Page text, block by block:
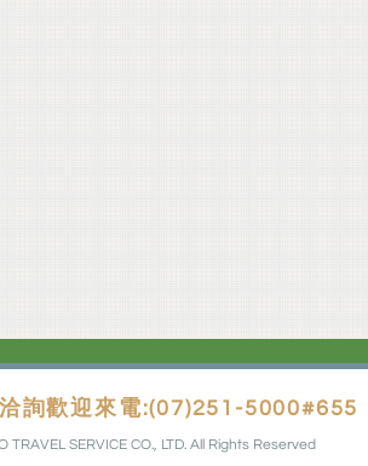
詢歡迎來電:(07)251-5000#655
SERVICE CO., LTD. All Rights Reserved